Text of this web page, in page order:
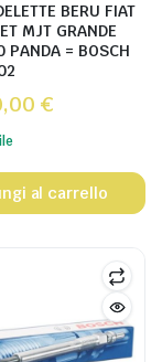
BERU FIAT
MJT GRANDE
PANDA = BOSCH
€
al carrello